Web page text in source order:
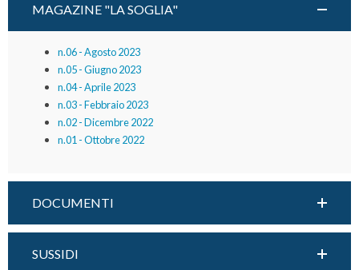
MAGAZINE "LA SOGLIA"
n.06 - Agosto 2023
n.05 - Giugno 2023
n.04 - Aprile 2023
n.03 - Febbraio 2023
n.02 - Dicembre 2022
n.01 - Ottobre 2022
DOCUMENTI
SUSSIDI